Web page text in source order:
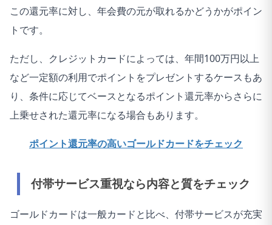
この還元率に対し、年会費の元が取れるかどうかがポイン
トです。
ただし、クレジットカードによっては、年間100万円以上
など一定額の利用でポイントをプレゼントするケースもあ
り、条件に応じてベースとなるポイント還元率からさらに
上乗せされた還元率になる場合もあります。
ポイント還元率の高いゴールドカードをチェック
付帯サービス重視なら内容と質をチェック
ゴールドカードは一般カードと比べ、付帯サービスが充実